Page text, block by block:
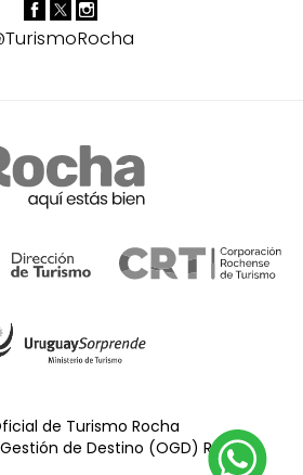
de Turismo Rocha
de Destino (OGD) Rocha